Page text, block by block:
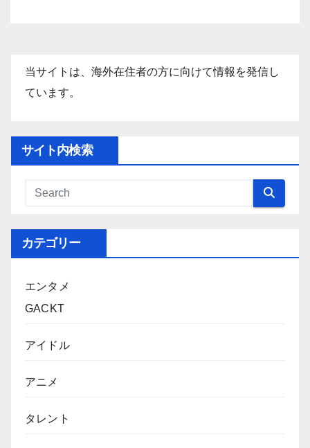
当サイトは、海外在住者の方に向けて情報を発信し
ています。
サイト内検索
カテゴリー
エンタメ
GACKT
アイドル
アニメ
タレント